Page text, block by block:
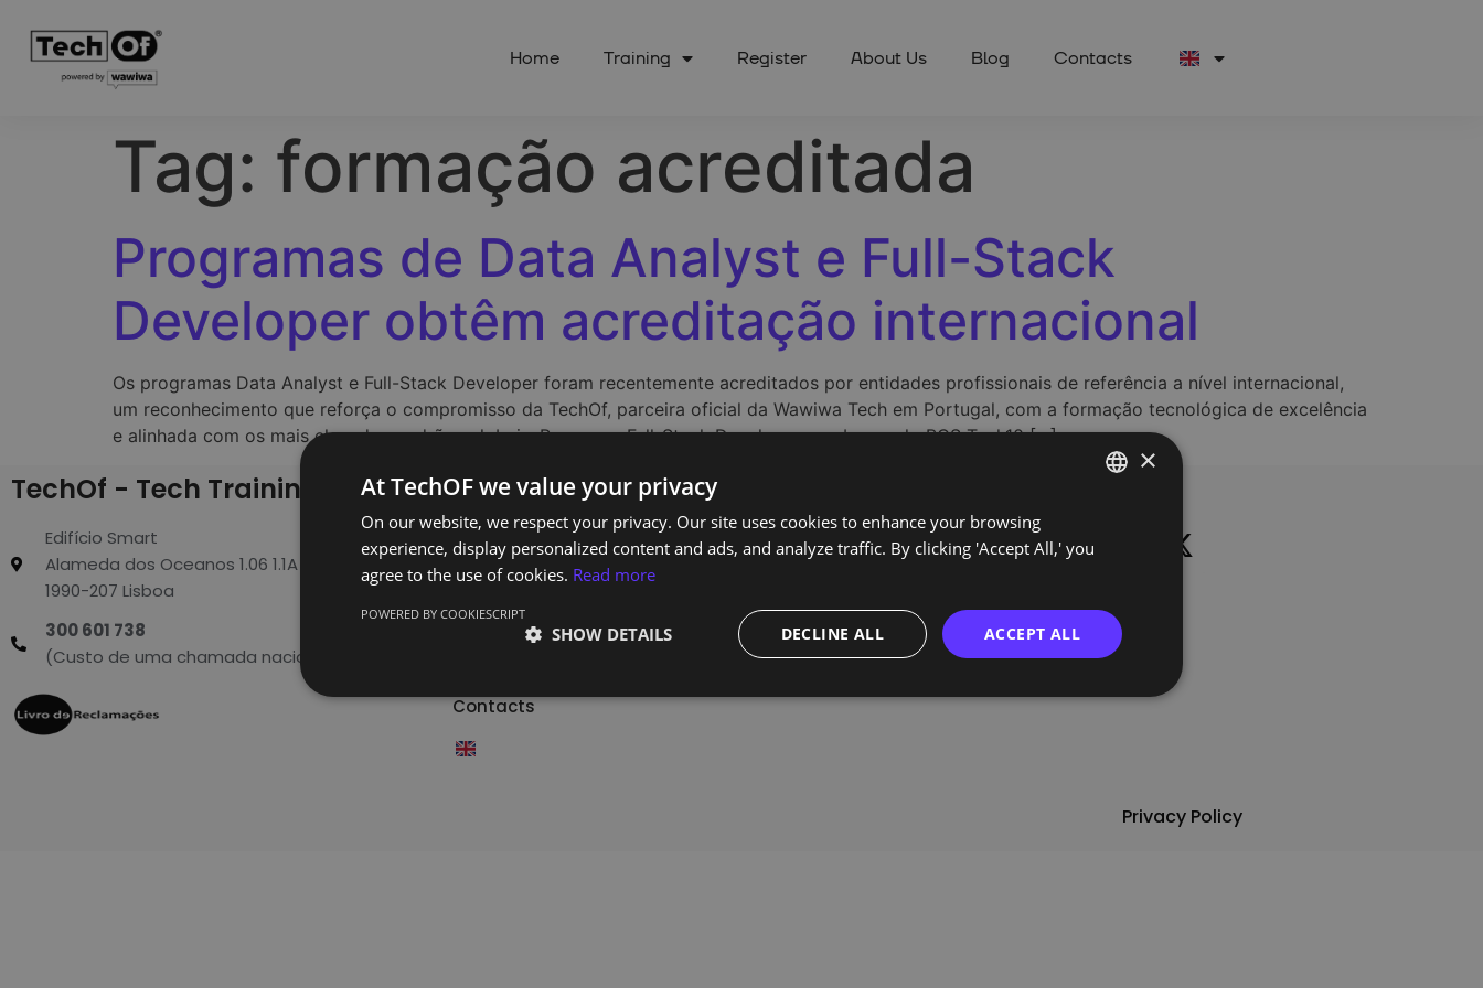
Home Training Register About Us Blog Contacts
Tag: formação acreditada
Programas de Data Analyst e Full-Stack
Developer obtêm acreditação internacional
Os programas Data Analyst e Full-Stack Developer foram recentemente acreditados por entidades profissionais de referência a nível internacional,
um reconhecimento que reforça o compromisso da TechOf, parceira oficial da Wawiwa Tech em Portugal, com a formação tecnológica de excelência
e alinhada com os mais elevados padrões globais. Programa Full-Stack Developer recebe o selo BCS Tech10 […]
TechOf - Tech Training
Edifício Smart
Alameda dos Oceanos 1.06 1.1A 1º E
1990-207 Lisboa
300 601 738
(Custo de uma chamada nacional)
Home
Training
Register
About Us
Contacts
Privacy Policy
ENGLISH
×
At TechOF we value your privacy
On our website, we respect your privacy. Our site uses cookies to enhance your browsing
experience, display personalized content and ads, and analyze traffic. By clicking 'Accept All,' you
agree to the use of cookies. Read more
ACCEPT ALL
DECLINE ALL
SHOW DETAILS
POWERED BY COOKIESCRIPT